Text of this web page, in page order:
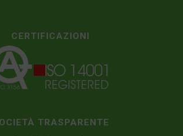
CERTIFICAZIONI
TRASPARENTE